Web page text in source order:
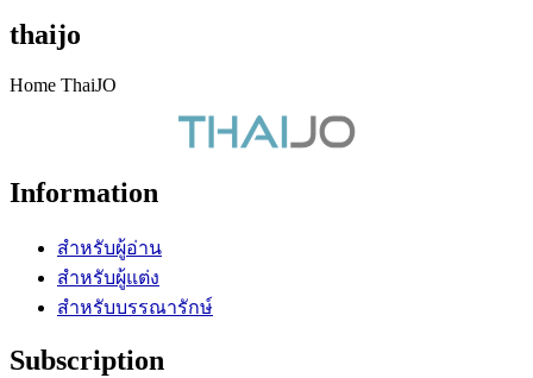
thaijo
Home ThaiJO
Information
สำหรับผู้อ่าน
สำหรับผู้แต่ง
สำหรับบรรณารักษ์
Subscription